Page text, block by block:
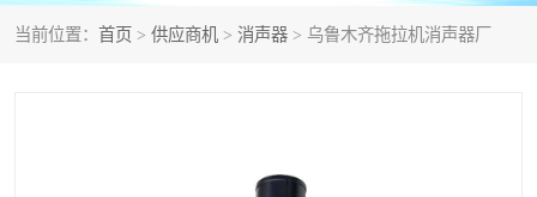
当前位置： 首页 > 供应商机 > 消声器 > 乌鲁木齐拖拉机消声器厂